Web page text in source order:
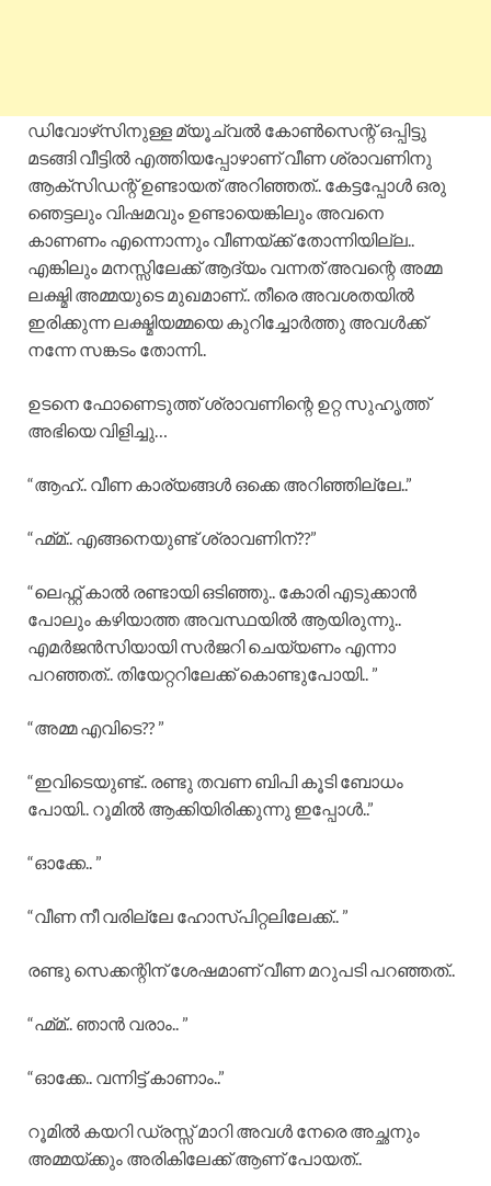
ഡിവോഴ്‌സിനുള്ള മ്യൂച്വൽ കോൺസെന്റ് ഒപ്പിട്ടു
മടങ്ങി വീട്ടിൽ എത്തിയപ്പോഴാണ് വീണ ശ്രാവണിനു
ആക്‌സിഡന്റ് ഉണ്ടായത് അറിഞ്ഞത്.. കേട്ടപ്പോൾ ഒരു
ഞെട്ടലും വിഷമവും ഉണ്ടായെങ്കിലും അവനെ
കാണണം എന്നൊന്നും വീണയ്ക്ക് തോന്നിയില്ല..
എങ്കിലും മനസ്സിലേക്ക് ആദ്യം വന്നത് അവന്റെ അമ്മ
ലക്ഷ്മി അമ്മയുടെ മുഖമാണ്.. തീരെ അവശതയിൽ
ഇരിക്കുന്ന ലക്ഷ്മിയമ്മയെ കുറിച്ചോർത്തു അവൾക്ക്
നന്നേ സങ്കടം തോന്നി..
ഉടനെ ഫോണെടുത്ത് ശ്രാവണിന്റെ ഉറ്റ സുഹൃത്ത്
അഭിയെ വിളിച്ചു…
“ആഹ്.. വീണ കാര്യങ്ങൾ ഒക്കെ അറിഞ്ഞില്ലേ..”
“ഹ്മ്മ്.. എങ്ങനെയുണ്ട് ശ്രാവണിന്??”
“ലെഫ്റ്റ് കാൽ രണ്ടായി ഒടിഞ്ഞു.. കോരി എടുക്കാൻ
പോലും കഴിയാത്ത അവസ്ഥയിൽ ആയിരുന്നു..
എമർജൻസിയായി സർജറി ചെയ്യണം എന്നാ
പറഞ്ഞത്.. തിയേറ്ററിലേക്ക് കൊണ്ടുപോയി.. ”
“അമ്മ എവിടെ?? ”
“ഇവിടെയുണ്ട്.. രണ്ടു തവണ ബിപി കൂടി ബോധം
പോയി.. റൂമിൽ ആക്കിയിരിക്കുന്നു ഇപ്പോൾ..”
“ഓക്കേ.. ”
“വീണ നീ വരില്ലേ ഹോസ്പിറ്റലിലേക്ക്.. ”
രണ്ടു സെക്കന്റിന് ശേഷമാണ് വീണ മറുപടി പറഞ്ഞത്..
“ഹ്മ്മ്.. ഞാൻ വരാം.. ”
“ഓക്കേ.. വന്നിട്ട് കാണാം..”
റൂമിൽ കയറി ഡ്രസ്സ്‌ മാറി അവൾ നേരെ അച്ഛനും
അമ്മയ്ക്കും അരികിലേക്ക് ആണ് പോയത്..